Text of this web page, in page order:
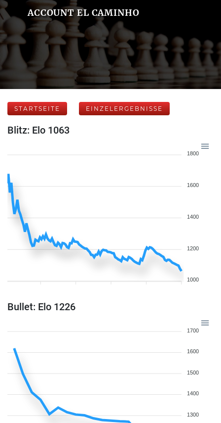
ACCOUNT EL CAMINHO
STARTSEITE EINZELERGEBNISSE
Blitz: Elo 1063
1800
1600
1400
1200
1000
Bullet: Elo 1226
1700
1600
1500
1400
1300